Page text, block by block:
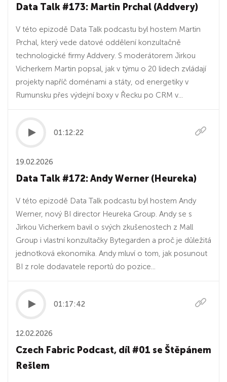
Data Talk #173: Martin Prchal (Addvery)
V této epizodě Data Talk podcastu byl hostem Martin
Prchal, který vede datové oddělení konzultačně
technologické firmy Addvery. S moderátorem Jirkou
Vicherkem Martin popsal, jak v týmu o 20 lidech zvládají
projekty napříč doménami a státy, od energetiky v
Rumunsku přes výdejní boxy v Řecku po CRM v...
01:12:22
19.02.2026
Data Talk #172: Andy Werner (Heureka)
V této epizodě Data Talk podcastu byl hostem Andy
Werner, nový BI director Heureka Group. Andy se s
Jirkou Vicherkem bavil o svých zkušenostech z Mall
Group i vlastní konzultačky Bytegarden a proč je důležitá
jednotková ekonomika. Andy mluví o tom, jak posunout
BI z role dodavatele reportů do pozice...
01:17:42
12.02.2026
Czech Fabric Podcast, díl #01 se Štěpánem
Rešlem